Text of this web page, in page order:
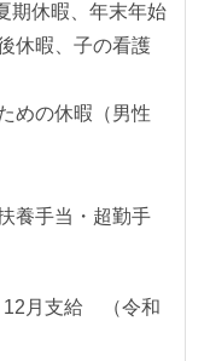
、年末年始
休暇、 子の看護
休暇（男性
手当・超勤手
月支給 （令和